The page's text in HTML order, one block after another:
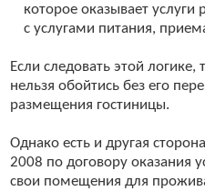
которое оказывает
с услугами питания,
Если следовать этой
нельзя обойтись без его
размещения гостиницы.
Однако есть и другая
2008 по договору оказания
свои помещения для